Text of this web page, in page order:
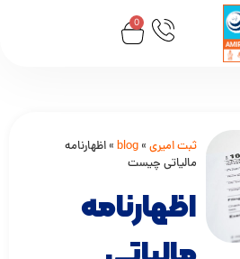
0
ثبت امیری»
blog
» اظهارنامه
مالیاتی چیست
اظهارنامه